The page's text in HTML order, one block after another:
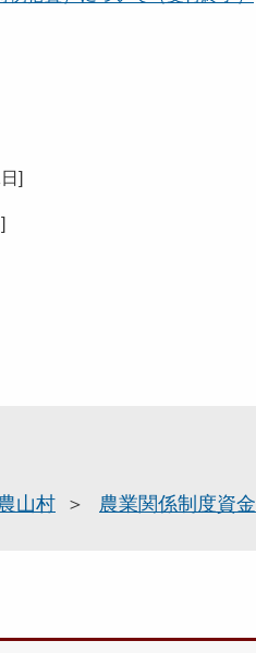
]
]
山村 農業関係制度資金